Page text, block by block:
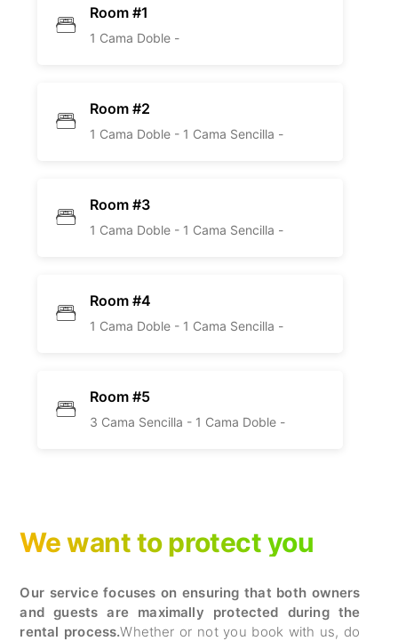
Room #1
1 Cama Doble -
Room #2
1 Cama Doble - 1 Cama Sencilla -
Room #3
1 Cama Doble - 1 Cama Sencilla -
Room #4
1 Cama Doble - 1 Cama Sencilla -
Room #5
3 Cama Sencilla - 1 Cama Doble -
We want to protect you
Our service focuses on ensuring that both owners
and guests are maximally protected during the
rental process.Whether or not you book with us, do